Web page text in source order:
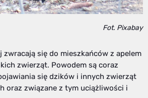
Fot. Pixabay
zwracają się do mieszkańców z apelem
zwierząt. Powodem są coraz
się dzików i innych zwierząt
oraz związane z tym uciążliwości i